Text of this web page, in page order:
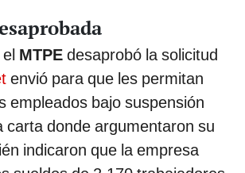
MTPE desaprobó la solicitud
envió para que les permitan
empleados bajo suspensión
carta donde argumentaron su
indicaron que la empresa